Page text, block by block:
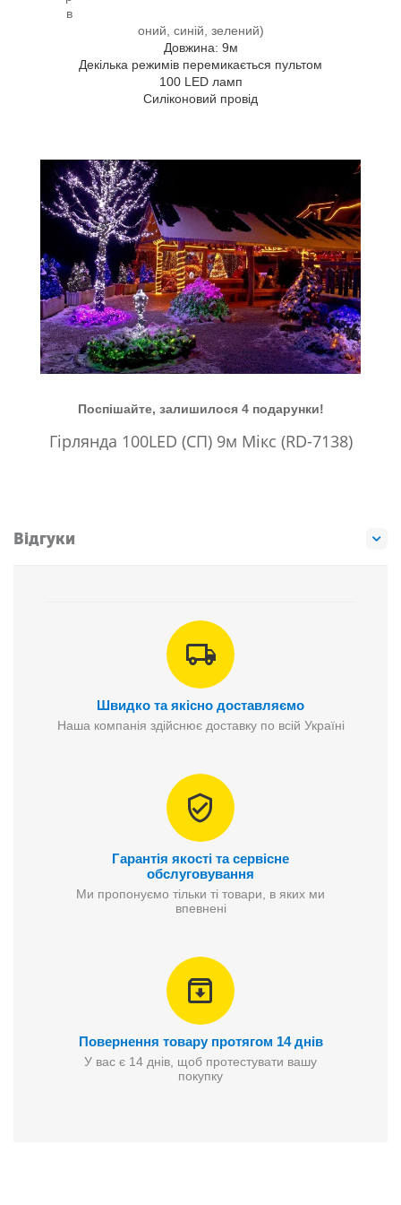
в
оний, синій, зелений)
Довжина: 9м
Декілька режимів перемикається пультом
100 LED ламп
Силіконовий провід
Поспішайте, залишилося 4 подарунки!
Гірлянда 100LED (СП) 9м Мікс (RD-7138)
Відгуки
Швидко та якісно доставляємо
Наша компанія здійснює доставку по всій Україні
Гарантія якості та сервісне
обслуговування
Ми пропонуємо тільки ті товари, в яких ми
впевнені
Повернення товару протягом 14 днів
У вас є 14 днів, щоб протестувати вашу
покупку